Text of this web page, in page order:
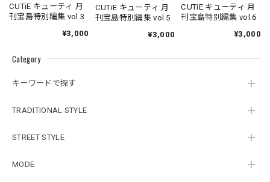
Category
キーワードで探す
TRADITIONAL STYLE
STREET STYLE
MODE
CUTiE キューティ 月
刊宝島特別編集 vol.3
¥3,000
CUTiE キューティ 月
刊宝島特別編集 vol.5
¥3,000
CUTiE キューティ 月
刊宝島特別編集 vol.6
¥3,000